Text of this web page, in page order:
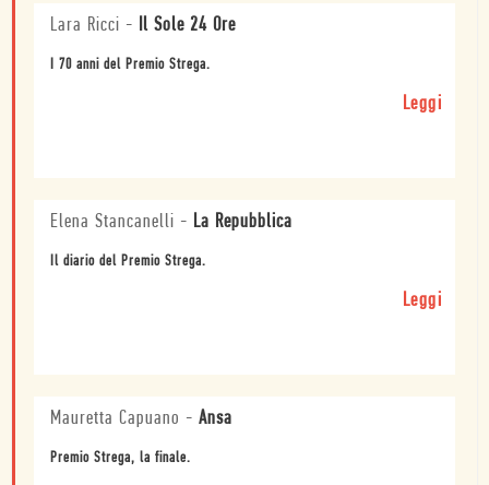
Lara Ricci - Il Sole 24 Ore
I 70 anni del Premio Strega.
Leggi
Elena Stancanelli - La Repubblica
Il diario del Premio Strega.
Leggi
Mauretta Capuano - Ansa
Premio Strega, la finale.